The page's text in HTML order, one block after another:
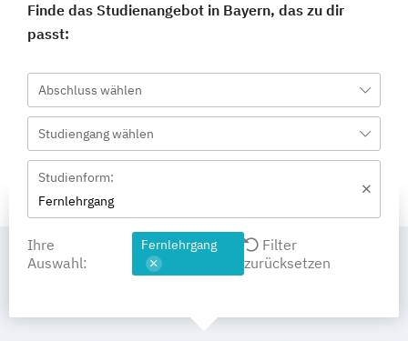
Finde das Studienangebot in Bayern, das zu dir
passt:
Abschluss wählen
Studiengang wählen
Studienform:
Fernlehrgang
Ihre
Auswahl:
Fernlehrgang
Filter
zurücksetzen